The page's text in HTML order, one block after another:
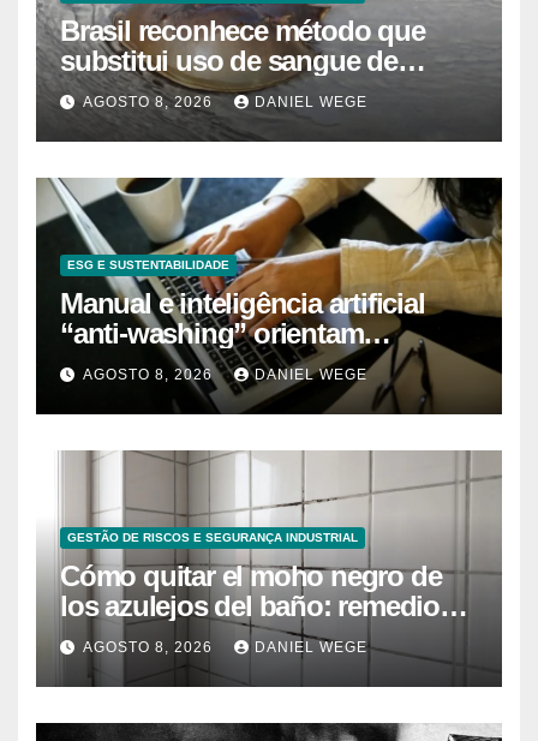
Brasil reconhece método que
substitui uso de sangue de
caranguejo-ferradura em testes
farmacêuticos
AGOSTO 8, 2026 DANIEL WEGE
ESG E SUSTENTABILIDADE
Manual e inteligência artificial
“anti-washing” orientam
empresas
AGOSTO 8, 2026 DANIEL WEGE
GESTÃO DE RISCOS E SEGURANÇA INDUSTRIAL
Cómo quitar el moho negro de
los azulejos del baño: remedios
caseros efectivos
AGOSTO 8, 2026 DANIEL WEGE